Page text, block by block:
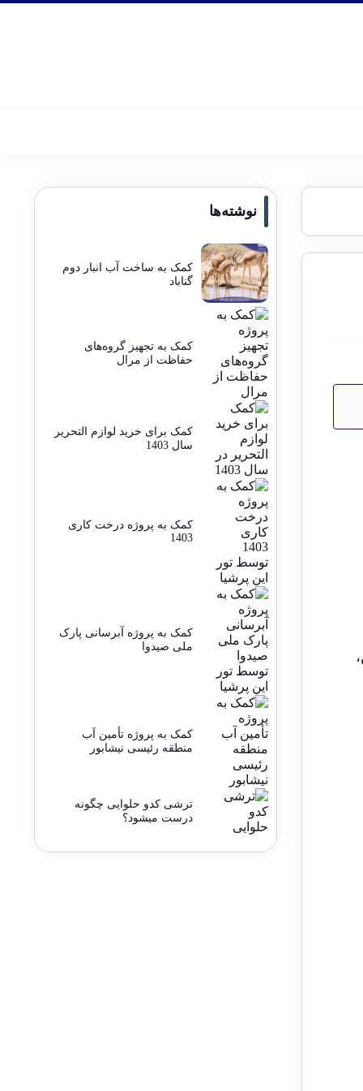
نوشته‌ها
کمک به ساخت آب انبار دوم
گناباد
کمک به تجهیز گروه‌های
حفاظت از مرال
کمک برای خرید لوازم التحریر
سال 1403
کمک به پروژه درخت کاری
1403
کمک به پروژه آبرسانی پارک
ملی صیدوا
کمک به پروژه تأمین آب
منطقه رئیسی نیشابور
ترشی کدو حلوایی چگونه
درست میشود؟